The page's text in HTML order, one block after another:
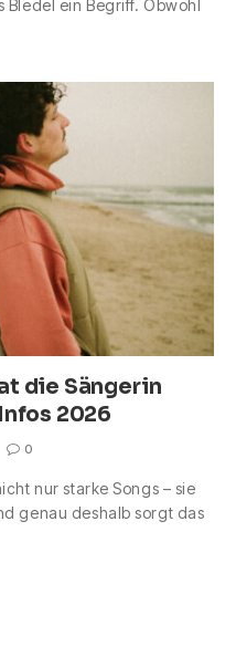
Bledel ein Begriff. Obwohl
die Sängerin
2026
0
nur starke Songs – sie
genau deshalb sorgt das